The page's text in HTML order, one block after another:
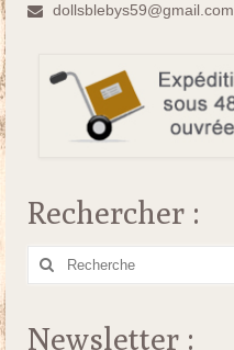
dollsblebys59@gmail.com
Rechercher :
Rechercher
Newsletter :